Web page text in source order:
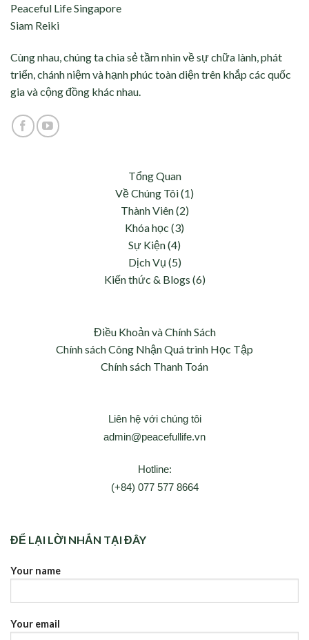
Peaceful Life Singapore
Siam Reiki
Cùng nhau, chúng ta chia sẻ tầm nhìn về sự chữa lành, phát
triển, chánh niệm và hạnh phúc toàn diện trên khắp các quốc
gia và cộng đồng khác nhau.
Tổng Quan
Về Chúng Tôi (1)
Thành Viên (2)
Khóa học (3)
Sự Kiện (4)
Dịch Vụ (5)
Kiến thức & Blogs (6)
Điều Khoản và Chính Sách
Chính sách Công Nhận Quá trình Học Tập
Chính sách Thanh Toán
Liên hệ với chúng tôi
admin@peacefullife.vn
Hotline:
(+84) 077 577 8664
ĐỂ LẠI LỜI NHẮN TẠI ĐÂY
Your name
Your email